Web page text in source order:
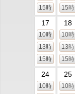
15時
15時
17
10時
13時
15時
18
10時
13時
15時
24
10時
25
10時